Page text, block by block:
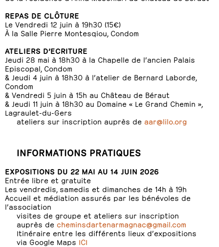
REPAS DE CLÔTURE
Le Vendredi 12 juin à 19h30 (15€)
À la Salle Pierre Montesqiou, Condom
ATELIERS D’ECRITURE
Jeudi 28 mai à 18h30 à la Chapelle de l’ancien Palais
Episcopal, Condom
& Jeudi 4 juin à 18h30 à l’atelier de Bernard Laborde,
Condom
& Vendredi 5 juin à 15h au Château de Béraut
& Jeudi 11 juin à 18h30 au Domaine « Le Grand Chemin »,
Lagraulet-du-Gers
ateliers sur inscription auprès de aar@lilo.org
INFORMATIONS PRATIQUES
EXPOSITIONS DU 22 MAI AU 14 JUIN 2026
Entrée libre et gratuite
Les vendredis, samedis et dimanches de 14h à 19h
Accueil et médiation assurés par les bénévoles de
l’association
visites de groupe et ateliers sur inscription
auprès de cheminsdartenarmagnac@gmail.com
Itinéraire entre les différents lieux d’expositions
via Google Maps ICI